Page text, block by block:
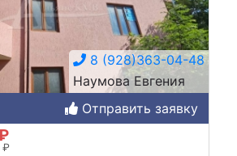
8 (928)363-04-48
Наумова Евгения
Отправить заявку
₽